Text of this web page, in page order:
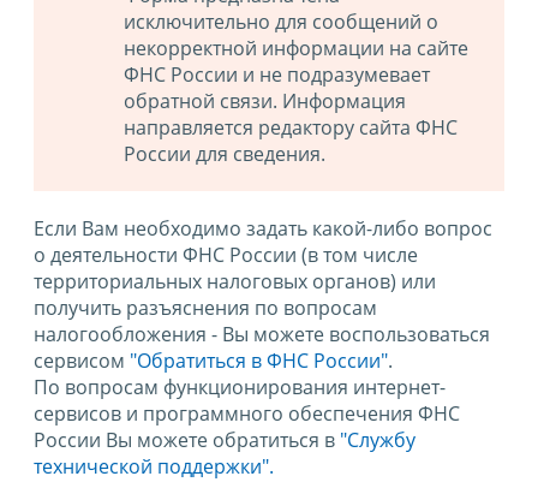
исключительно для сообщений о
некорректной информации на сайте
ФНС России и не подразумевает
обратной связи. Информация
направляется редактору сайта ФНС
России для сведения.
Если Вам необходимо задать какой-либо вопрос
о деятельности ФНС России (в том числе
территориальных налоговых органов) или
получить разъяснения по вопросам
налогообложения - Вы можете воспользоваться
сервисом "Обратиться в ФНС России".
По вопросам функционирования интернет-
сервисов и программного обеспечения ФНС
России Вы можете обратиться в "Службу
технической поддержки".